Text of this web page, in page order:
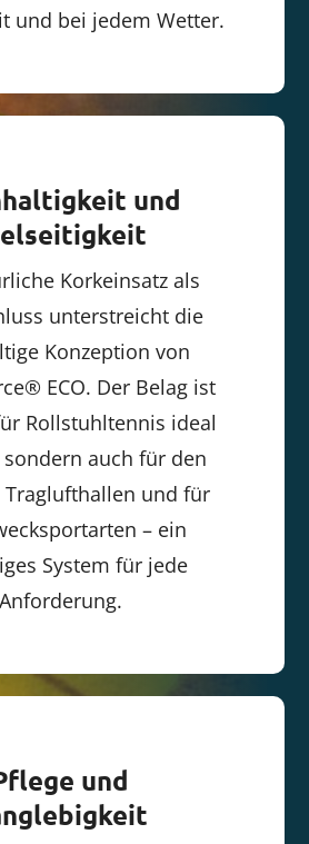
und bei jedem Wetter.
und
Korkeinsatz als
unterstreicht die
Konzeption von
ECO. Der Belag ist
Rollstuhltennis ideal
sondern auch für den
Traglufthallen und für
– ein
System für jede
Anforderung.
und